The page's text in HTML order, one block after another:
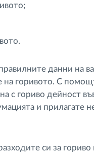
данни на
на горивото. С
с гориво дейност
и прилагате
си за